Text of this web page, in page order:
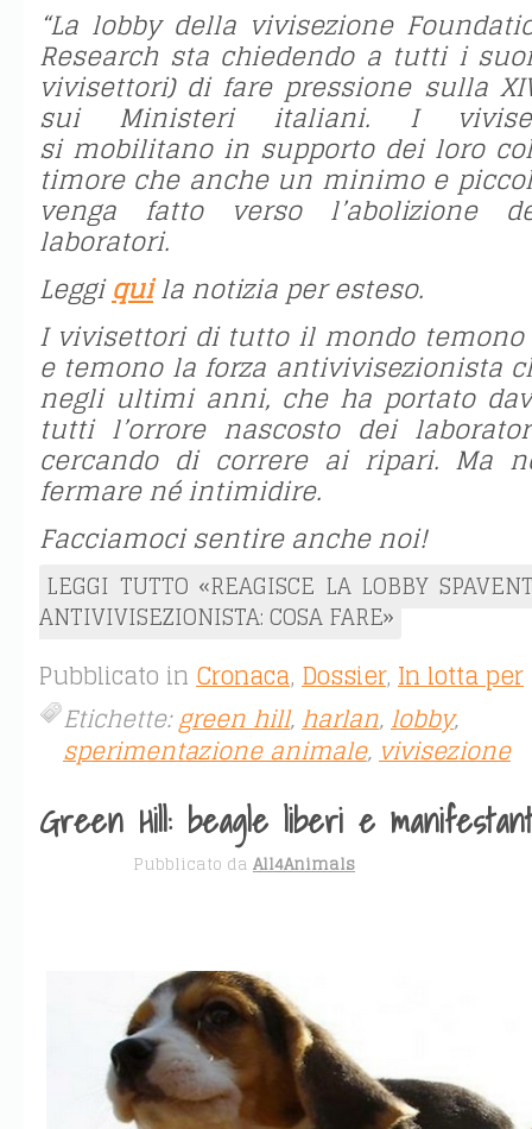
“La lobby della vivisezione
Research sta chiedendo a tutti i
vivisettori) di fare pressione sulla
sui Ministeri italiani. I
si mobilitano in supporto dei loro
timore che anche un minimo e
venga fatto verso l’abolizione
laboratori.
Leggiquila notizia per esteso.
I vivisettori di tutto il mondo
e temono la forza antivivisezionista
negli ultimi anni, che ha portato
tutti l’orrore nascosto dei
cercando di correre ai ripari. Ma
fermare né intimidire.
Facciamoci sentire anche noi!
LEGGI TUTTO «REAGISCE LA LOBBY
ANTIVIVISEZIONISTA: COSA FARE»
Pubblicato in Cronaca, Dossier, In lotta per
Etichette:green hill,harlan,lobby,
sperimentazione animale,vivisezione
Green Hill: beagle liberi e
Pubblicato da All4Animals